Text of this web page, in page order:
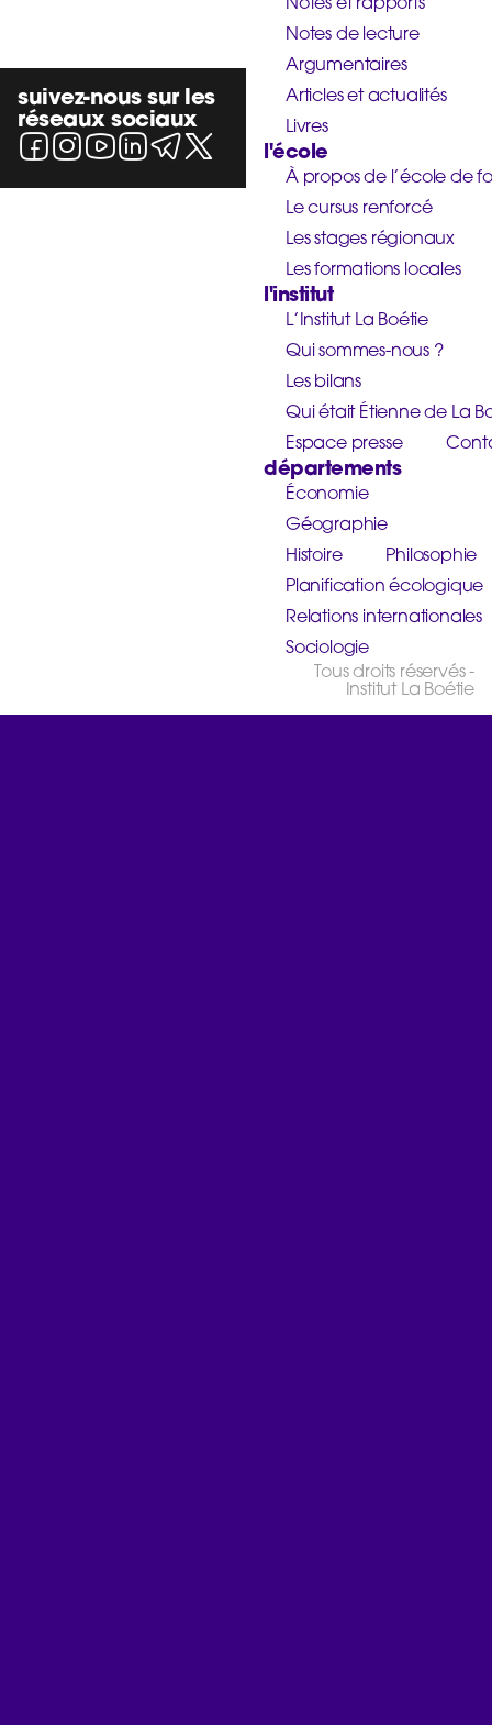
suivez-nous sur les
réseaux sociaux
Notes de lecture
Argumentaires
Articles et actualités
Livres
l'école
À propos de l’école de
Le cursus renforcé
Les stages régionaux
Les formations locales
l'institut
L’Institut La Boétie
Qui sommes-nous ?
Les bilans
Qui était Étienne de La
Espace presse
départements
Économie
Géographie
Histoire
Philosophie
Planification écologique
Relations internationales
Sociologie
Tous droits réservés -
Institut La Boétie